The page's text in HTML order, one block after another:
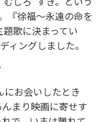
『徐福～永遠の命を
歌に決まってい
ィングしました。
お会いしたとき
まり映画に寄せす